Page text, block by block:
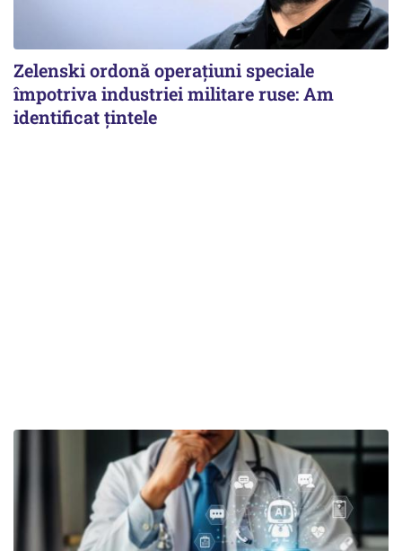
Zelenski ordonă operațiuni speciale
împotriva industriei militare ruse: Am
identificat țintele